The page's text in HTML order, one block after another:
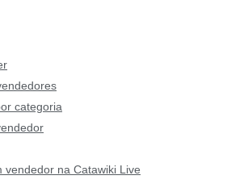
categoria
vendedor na Catawiki Live